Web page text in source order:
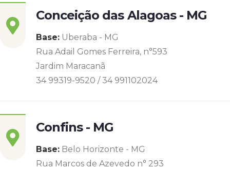
Conceição das Alagoas - MG
Base: Uberaba - MG
Rua Adail Gomes Ferreira, n°593
Jardim Maracanã
34 99319-9520 / 34 991102024
Confins - MG
Base: Belo Horizonte - MG
Rua Marcos de Azevedo n° 293